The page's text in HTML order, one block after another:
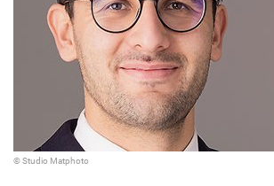
© Studio Matphoto